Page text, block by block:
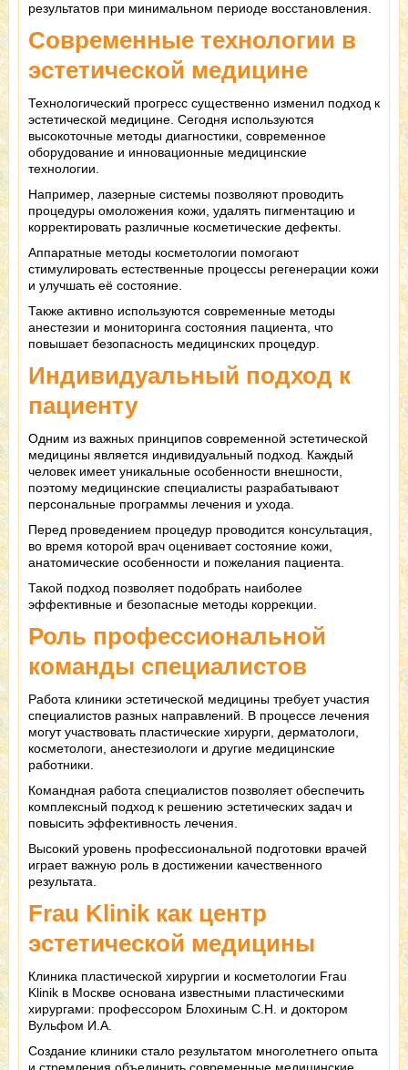
результатов при минимальном периоде восстановления.
Современные технологии в
эстетической медицине
Технологический прогресс существенно изменил подход к
эстетической медицине. Сегодня используются
высокоточные методы диагностики, современное
оборудование и инновационные медицинские
технологии.
Например, лазерные системы позволяют проводить
процедуры омоложения кожи, удалять пигментацию и
корректировать различные косметические дефекты.
Аппаратные методы косметологии помогают
стимулировать естественные процессы регенерации кожи
и улучшать её состояние.
Также активно используются современные методы
анестезии и мониторинга состояния пациента, что
повышает безопасность медицинских процедур.
Индивидуальный подход к
пациенту
Одним из важных принципов современной эстетической
медицины является индивидуальный подход. Каждый
человек имеет уникальные особенности внешности,
поэтому медицинские специалисты разрабатывают
персональные программы лечения и ухода.
Перед проведением процедур проводится консультация,
во время которой врач оценивает состояние кожи,
анатомические особенности и пожелания пациента.
Такой подход позволяет подобрать наиболее
эффективные и безопасные методы коррекции.
Роль профессиональной
команды специалистов
Работа клиники эстетической медицины требует участия
специалистов разных направлений. В процессе лечения
могут участвовать пластические хирурги, дерматологи,
косметологи, анестезиологи и другие медицинские
работники.
Командная работа специалистов позволяет обеспечить
комплексный подход к решению эстетических задач и
повысить эффективность лечения.
Высокий уровень профессиональной подготовки врачей
играет важную роль в достижении качественного
результата.
Frau Klinik как центр
эстетической медицины
Клиника пластической хирургии и косметологии Frau
Klinik в Москве основана известными пластическими
хирургами: профессором Блохиным С.Н. и доктором
Вульфом И.А.
Создание клиники стало результатом многолетнего опыта